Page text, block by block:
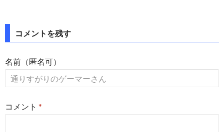
投
ナ
ビ
ゲ
ー
コメントを残す
名前（匿名可）
コメント *